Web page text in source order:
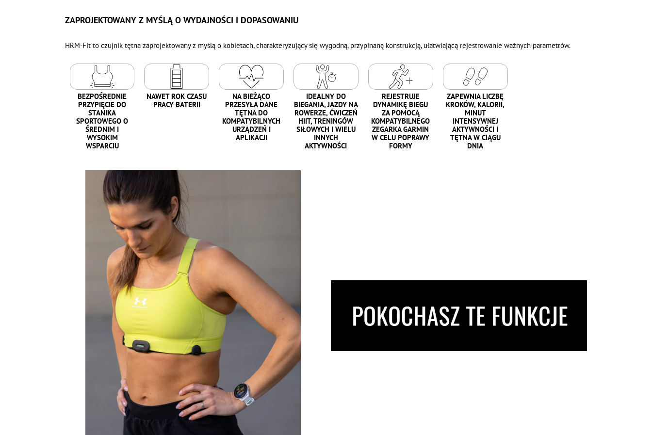
ZAPROJEKTOWANY Z MYŚLĄ O WYDAJNOŚCI I DOPASOWANIU
HRM-Fit to czujnik tętna zaprojektowany z myślą o kobietach, charakteryzujący się wygodną, przypinaną konstrukcją, ułatwiającą rejestrowanie ważnych parametrów.
BEZPOŚREDNIE
PRZYPIĘCIE DO
STANIKA
SPORTOWEGO O
ŚREDNIM I
WYSOKIM
WSPARCIU
NAWET ROK CZASU
PRACY BATERII
NA BIEŻĄCO
PRZESYŁA DANE
TĘTNA DO
KOMPATYBILNYCH
URZĄDZEŃ I
APLIKACJI
IDEALNY DO
BIEGANIA, JAZDY NA
ROWERZE, ĆWICZEŃ
HIIT, TRENINGÓW
SIŁOWYCH I WIELU
INNYCH
AKTYWNOŚCI
REJESTRUJE
DYNAMIKĘ BIEGU
ZA POMOCĄ
KOMPATYBILNEGO
ZEGARKA GARMIN
W CELU POPRAWY
FORMY
ZAPEWNIA LICZBĘ
KROKÓW, KALORII,
MINUT
INTENSYWNEJ
AKTYWNOŚCI I
TĘTNA W CIĄGU
DNIA